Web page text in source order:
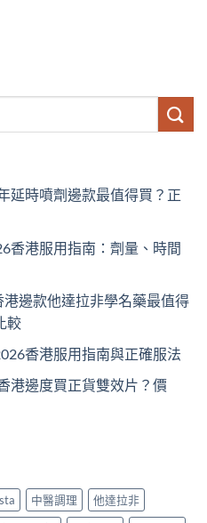
延時噴劑邊款最值得買？正
香港服用指南：劑量、時間
邊款他達拉非學名藥最值得
較
香港服用指南與正確服法
港邊度買正貨雙效片？價
中醫調理
他達拉非